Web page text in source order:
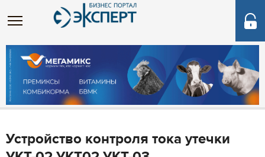
Устройство контроля тока утечки